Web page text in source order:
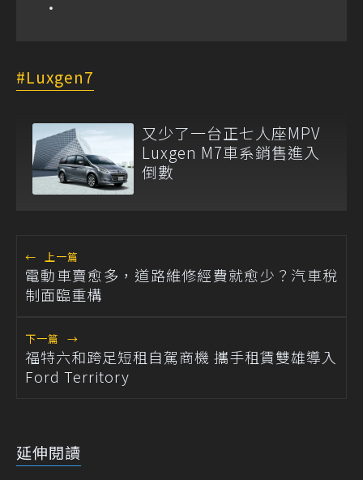
Luxgen7
又少了一台正七人座MPV
Luxgen M7車系銷售進入
倒數
← 上一篇
電動車賣愈多，道路維修經費就愈少？汽車稅
制面臨重構
下一篇 →
福特六和跨足短租自駕商機 攜手租賃雙雄導入
Ford Territory
延伸閱讀